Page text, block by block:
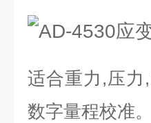
适合重力,压力
数字量程校准。